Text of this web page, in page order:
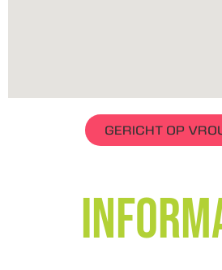
GERICHT OP